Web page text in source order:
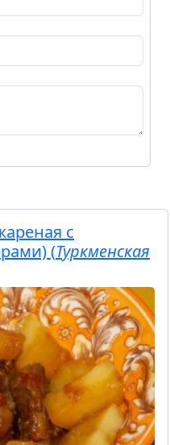
с
(Туркменская